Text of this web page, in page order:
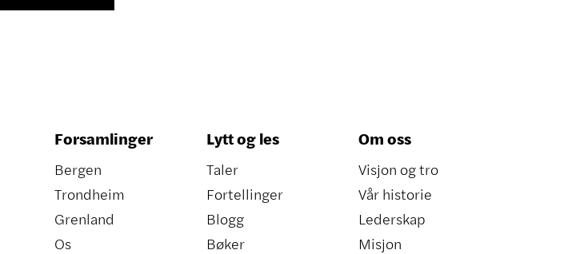
Forsamlinger
Bergen
Trondheim
Grenland
Os
Lytt og les
Taler
Fortellinger
Blogg
Bøker
Om oss
Visjon og tro
Vår historie
Lederskap
Misjon